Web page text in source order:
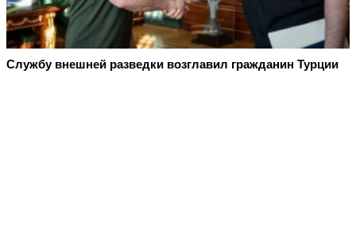
Службу внешней разведки возглавил гражданин Турции